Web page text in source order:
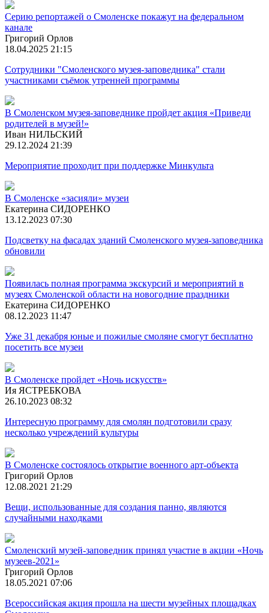
Серию репортажей о Смоленске покажут на федеральном
канале
Григорий Орлов
18.04.2025 21:15
Сотрудники "Смоленского музея-заповедника" стали
участниками съёмок утренней программы
В Смоленском музея-заповеднике пройдет акция «Приведи
родителей в музей!»
Иван НИЛЬСКИЙ
29.12.2024 21:39
Мероприятие проходит при поддержке Минкульта
В Смоленске «засияли» музеи
Екатерина СИДОРЕНКО
13.12.2023 07:30
Подсветку на фасадах зданий Смоленского музея-заповедника
обновили
Появилась полная программа экскурсий и мероприятий в
музеях Смоленской области на новогодние праздники
Екатерина СИДОРЕНКО
08.12.2023 11:47
Уже 31 декабря юные и пожилые смоляне смогут бесплатно
посетить все музеи
В Смоленске пройдет «Ночь искусств»
Ия ЯСТРЕБКОВА
26.10.2023 08:32
Интересную программу для смолян подготовили сразу
несколько учреждений культуры
В Смоленске состоялось открытие военного арт-объекта
Григорий Орлов
12.08.2021 21:29
Вещи, использованные для создания панно, являются
случайными находками
Смоленский музей-заповедник принял участие в акции «Ночь
музеев-2021»
Григорий Орлов
18.05.2021 07:06
Всероссийская акция прошла на шести музейных площадках